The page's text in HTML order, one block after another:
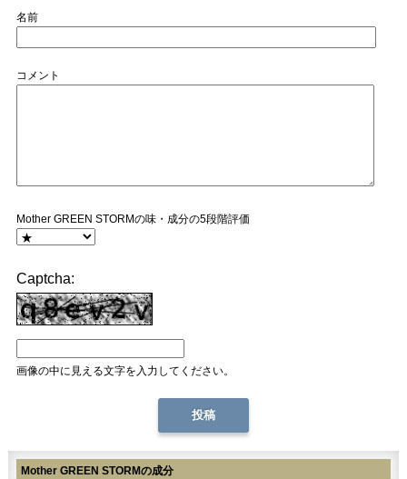
名前
コメント
Mother GREEN STORMの味・成分の5段階評価
Captcha:
画像の中に見える文字を入力してください。
Mother GREEN STORMの成分